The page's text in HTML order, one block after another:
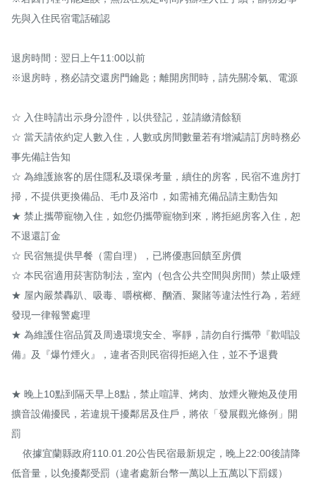
先與入住民宿電話確認
退房時間：翌日上午11:00以前
※退房時，務必請交還房門鑰匙；離開房間時，請先關冷氣、電源
☆ 入住時請出示身分證件，以供登記，並請繳清餘額
☆ 當天請依約定人數入住，人數或房間數量若有增減請訂房時務必
事先備註告知
☆ 為維護旅客的居住隱私及環保考量，續住的房客，民宿不進房打
掃，不提供更換備品、毛巾及浴巾，如需補充備品請主動告知
★ 禁止攜帶寵物入住，如您仍攜帶寵物到來，將拒絕房客入住，恕
不退還訂金
☆ 民宿無提供早餐（需自理），已將優惠回饋至房價
☆ 本民宿適用菸害防制法，室內（包含公共空間與房間）禁止吸煙
★ 屋內嚴禁轟趴、吸毒、嚼檳榔、酗酒、聚賭等違法性行為，若經
發現一律報警處理
★ 為維護住宿品質及周邊環境安全、寧靜，請勿自行攜帶『歡唱設
備』及『爆竹煙火』，違者否則民宿得拒絕入住，並不予退費
★ 晚上10點到隔天早上8點，禁止喧譁、烤肉、放煙火鞭炮及使用
擴音設備擾民，若違規干擾鄰居及住戶，將依「發展觀光條例」開
罰
低音量，以免擾鄰受罰（違者處新台幣一萬以上五萬以下罰鍰）